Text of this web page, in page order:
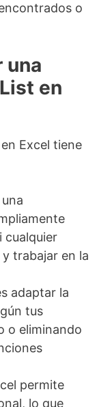
o
una
en
Excel tiene
cualquier
trabajar en la
adaptar la
tus
o eliminando
permite
lo que